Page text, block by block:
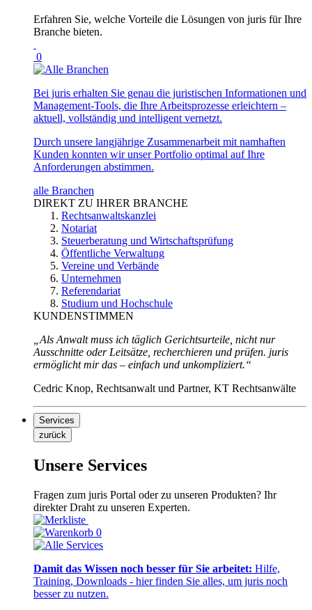
Erfahren Sie, welche Vorteile die Lösungen von juris für Ihre
Branche bieten.
0
Bei juris erhalten Sie genau die juristischen Informationen und
Management-Tools, die Ihre Arbeitsprozesse erleichtern –
aktuell, vollständig und intelligent vernetzt.
Durch unsere langjährige Zusammenarbeit mit namhaften
Kunden konnten wir unser Portfolio optimal auf Ihre
Anforderungen abstimmen.
alle Branchen
DIREKT ZU IHRER BRANCHE
Rechtsanwaltskanzlei
Notariat
Steuerberatung und Wirtschaftsprüfung
Öffentliche Verwaltung
Vereine und Verbände
Unternehmen
Referendariat
Studium und Hochschule
KUNDENSTIMMEN
„Als Anwalt muss ich täglich Gerichtsurteile, nicht nur
Ausschnitte oder Leitsätze, recherchieren und prüfen. juris
ermöglicht mir das – einfach und unkompliziert.“
Cedric Knop, Rechtsanwalt und Partner, KT Rechtsanwälte
Services
zurück
Unsere Services
Fragen zum juris Portal oder zu unseren Produkten? Ihr
direkter Draht zu unseren Experten.
0
Damit das Wissen noch besser für Sie arbeitet: Hilfe,
Training, Downloads - hier finden Sie alles, um juris noch
besser zu nutzen.